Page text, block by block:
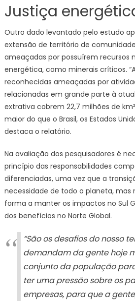
Justiça
Outro dado levantado pelo estudo
extensão de território de
ameaçadas por possuírem recursos
energética, como minerais críticos.
reconhecidas ameaçadas por
relacionadas em grande parte à
extrativa cobrem 22,7 milhões de
maior do que o Brasil, os Estados
destaca o relatório.
Na avaliação dos pesquisadores é
princípio das responsabilidades
diferenciadas, uma vez que a
necessidade de todo o planeta, mas
forma a manter os impactos no Sul
dos benefícios no Norte Global.
“São os desafios do nosso
demandam da gente hoje
conjunto da população
ter uma pressão sobre os
empresas, para que a